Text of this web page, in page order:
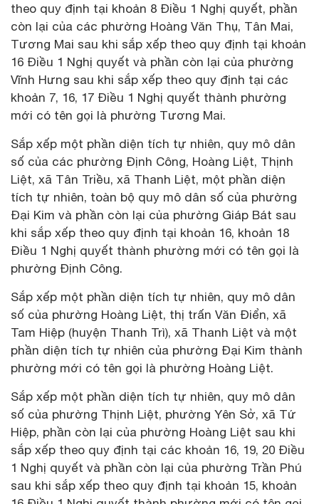
theo quy định tại khoản 8 Điều 1 Nghị quyết, phần
còn lại của các phường Hoàng Văn Thụ, Tân Mai,
Tương Mai sau khi sắp xếp theo quy định tại khoản
16 Điều 1 Nghị quyết và phần còn lại của phường
Vĩnh Hưng sau khi sắp xếp theo quy định tại các
khoản 7, 16, 17 Điều 1 Nghị quyết thành phường
mới có tên gọi là phường Tương Mai.
Sắp xếp một phần diện tích tự nhiên, quy mô dân
số của các phường Định Công, Hoàng Liệt, Thịnh
Liệt, xã Tân Triều, xã Thanh Liệt, một phần diện
tích tự nhiên, toàn bộ quy mô dân số của phường
Đại Kim và phần còn lại của phường Giáp Bát sau
khi sắp xếp theo quy định tại khoản 16, khoản 18
Điều 1 Nghị quyết thành phường mới có tên gọi là
phường Định Công.
Sắp xếp một phần diện tích tự nhiên, quy mô dân
số của phường Hoàng Liệt, thị trấn Văn Điển, xã
Tam Hiệp (huyện Thanh Trì), xã Thanh Liệt và một
phần diện tích tự nhiên của phường Đại Kim thành
phường mới có tên gọi là phường Hoàng Liệt.
Sắp xếp một phần diện tích tự nhiên, quy mô dân
số của phường Thịnh Liệt, phường Yên Sở, xã Tứ
Hiệp, phần còn lại của phường Hoàng Liệt sau khi
sắp xếp theo quy định tại các khoản 16, 19, 20 Điều
1 Nghị quyết và phần còn lại của phường Trần Phú
sau khi sắp xếp theo quy định tại khoản 15, khoản